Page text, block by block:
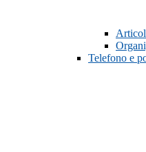
Telefono e